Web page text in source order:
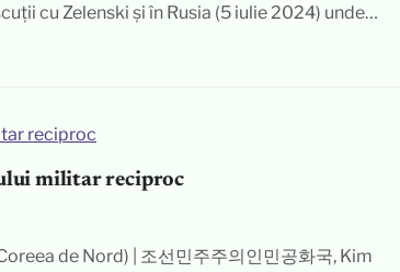
cu Zelenski și în Rusia (5 iulie 2024) unde…
militar reciproc
de Nord) | 조선민주주의인민공화국, Kim